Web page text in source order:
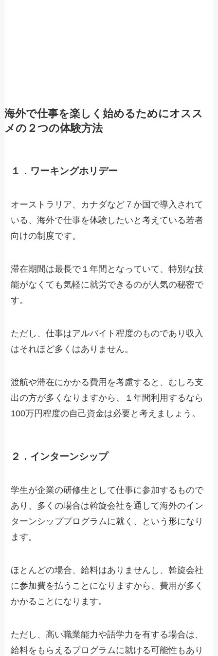
海外で仕事を楽しく始めるためにオスス
メの２つの体験方法
１．ワーキングホリデー
オーストラリア、カナダなど７か国で導入されて
いる、海外で仕事を体験したいと考えている若者
向けの制度です。
滞在期間は最長で１年間となっていて、特別な技
能がなくても気軽に就労できるのが人気の秘密で
す。
ただし、仕事はアルバイト程度のものであり収入
はそれほど多くはありません。
渡航や滞在にかかる費用を考慮すると、むしろ支
出の方が多くなりますから、１年間利用するなら
100万円程度の自己資金は必要と考えましょう。
２．インターンシップ
学生が企業の研修生として仕事に参加するもので
あり、多くの場合は斡旋会社を通して海外のイン
ターンシッププログラムに就く、という形になり
ます。
ほとんどの場合、給料はありませんし、斡旋会社
に参加費を払うことになりますから、費用が多く
かかることになります。
ただし、高い職業能力や語学力を有する場合は、
給料をもらえるプログラムに就ける可能性もあり